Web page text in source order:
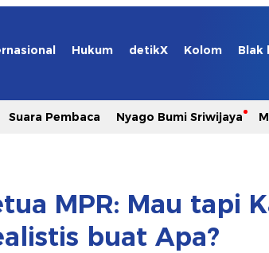
Hukum detikX Kolom Blak
Suara Pembaca Nyago Bumi Sriwijaya
MPR: Mau tapi
buat Apa?